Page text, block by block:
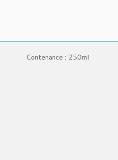
Contenance : 250ml